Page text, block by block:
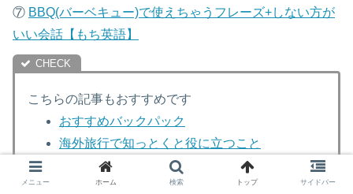
⑦ BBQ(バーベキュー)で使えちゃうフレーズ+しない方が
いい会話【もち英語】
こちらの記事もおすすめです
おすすめバックパック
海外旅行で知っとくと役に立つこと
英語を身につける方法
メニュー ホーム 検索 トップ サイドバー